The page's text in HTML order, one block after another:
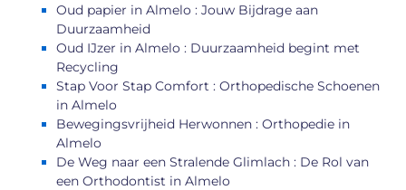
Oud papier in Almelo : Jouw Bijdrage aan
Duurzaamheid
Oud IJzer in Almelo : Duurzaamheid begint met
Recycling
Stap Voor Stap Comfort : Orthopedische Schoenen
in Almelo
Bewegingsvrijheid Herwonnen : Orthopedie in
Almelo
De Weg naar een Stralende Glimlach : De Rol van
een Orthodontist in Almelo